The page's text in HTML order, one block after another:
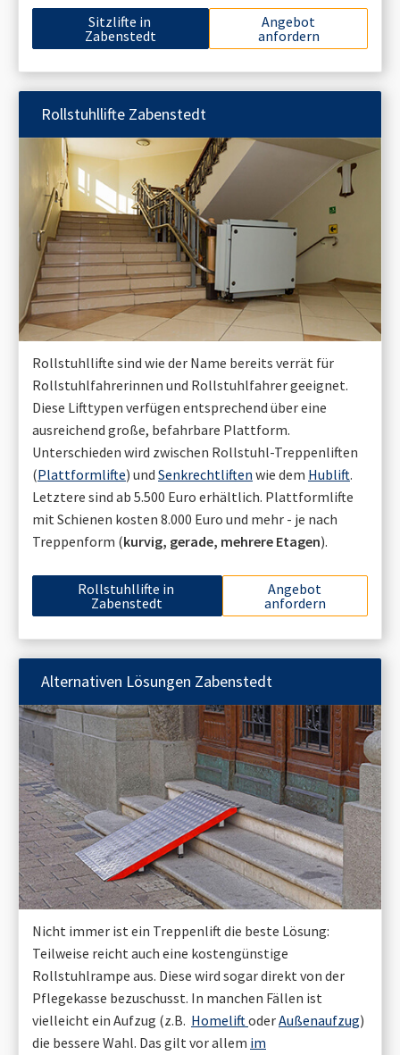
Sitzlifte in
Zabenstedt
Angebot
anfordern
Rollstuhllifte Zabenstedt
Rollstuhllifte sind wie der Name bereits verrät für
Rollstuhlfahrerinnen und Rollstuhlfahrer geeignet.
Diese Lifttypen verfügen entsprechend über eine
ausreichend große, befahrbare Plattform.
Unterschieden wird zwischen Rollstuhl-Treppenliften
(Plattformlifte) und Senkrechtliften wie dem Hublift.
Letztere sind ab 5.500 Euro erhältlich. Plattformlifte
mit Schienen kosten 8.000 Euro und mehr - je nach
Treppenform (kurvig, gerade, mehrere Etagen).
Rollstuhllifte in
Zabenstedt
Angebot
anfordern
Alternativen Lösungen Zabenstedt
Nicht immer ist ein Treppenlift die beste Lösung:
Teilweise reicht auch eine kostengünstige
Rollstuhlrampe aus. Diese wird sogar direkt von der
Pflegekasse bezuschusst. In manchen Fällen ist
vielleicht ein Aufzug (z.B. HomeliftoderAußenaufzug)
die bessere Wahl. Das gilt vor allem im